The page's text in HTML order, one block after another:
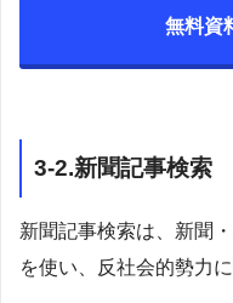
無料資
3-2.新聞記事検索
新聞記事検索は、新聞
を使い、反社会的勢力